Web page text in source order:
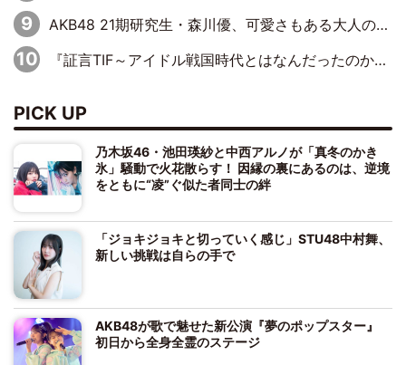
AKB48 21期研究生・森川優、可愛さもある大人の女性に
『証言TIF～アイドル戦国時代とはなんだったのか～』第10回：さくら学院・武藤彩未×飯田らうら「正直、中3で辞めるというのを信じてなくて。そう言われてはいたけど、嘘でしょって」
PICK UP
乃木坂46・池田瑛紗と中西アルノが「真冬のかき
氷」騒動で火花散らす！ 因縁の裏にあるのは、逆境
をともに“凌”ぐ似た者同士の絆
「ジョキジョキと切っていく感じ」STU48中村舞、
新しい挑戦は自らの手で
AKB48が歌で魅せた新公演『夢のポップスター』
初日から全身全霊のステージ